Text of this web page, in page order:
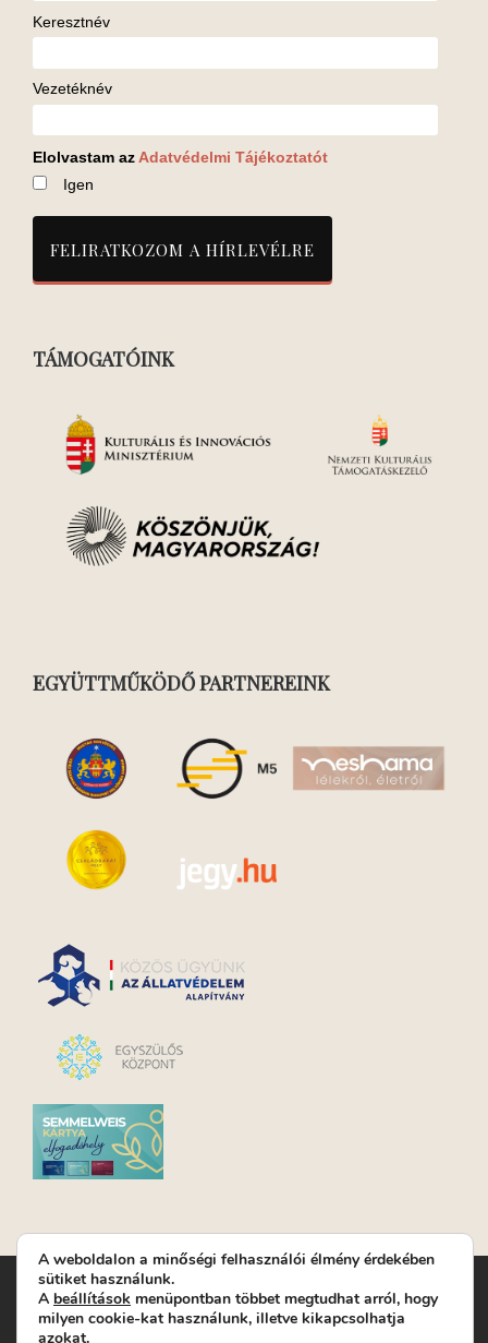
Keresztnév
Vezetéknév
Elolvastam az Adatvédelmi Tájékoztatót
Igen
TÁMOGATÓINK
EGYÜTTMŰKÖDŐ PARTNEREINK
Turay Ida Színház Közhasznú Nonprofit Kft. | Működési
helyszín: Turay Ida Színház 1089 Budapest, Kálvária tér 6. |
Levelezési cím: 1089 Budapest, Kálvária tér 14. | Titkárság:
A weboldalon a minőségi felhasználói élmény érdekében
sütiket használunk.
A beállítások menüpontban többet megtudhat arról, hogy
milyen cookie-kat használunk, illetve kikapcsolhatja
azokat.